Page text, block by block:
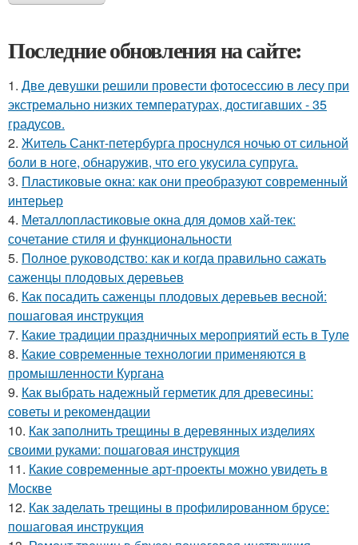
Последние обновления на сайте:
1. Две девушки решили провести фотосессию в лесу при
экстремально низких температурах, достигавших - 35
градусов.
2. Житель Санкт-петербурга проснулся ночью от сильной
боли в ноге, обнаружив, что его укусила супруга.
3. Пластиковые окна: как они преобразуют современный
интерьер
4. Металлопластиковые окна для домов хай-тек:
сочетание стиля и функциональности
5. Полное руководство: как и когда правильно сажать
саженцы плодовых деревьев
6. Как посадить саженцы плодовых деревьев весной:
пошаговая инструкция
7. Какие традиции праздничных мероприятий есть в Туле
8. Какие современные технологии применяются в
промышленности Кургана
9. Как выбрать надежный герметик для древесины:
советы и рекомендации
10. Как заполнить трещины в деревянных изделиях
своими руками: пошаговая инструкция
11. Какие современные арт-проекты можно увидеть в
Москве
12. Как заделать трещины в профилированном брусе:
пошаговая инструкция